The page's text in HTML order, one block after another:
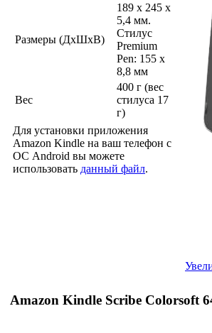
Размеры (ДхШхВ)
189 x 245 x
5,4 мм.
Стилус
Premium
Pen: 155 x
8,8 мм
Вес
400 г (вес
стилуса 17
г)
Для установки приложения
Amazon Kindle на ваш телефон с
ОС Android вы можете
использовать данный файл.
Amazon Kindle Scribe Colorsoft